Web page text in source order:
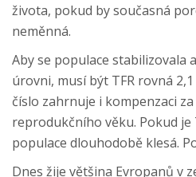
života, pokud by současná
neměnná.
Aby se populace stabilizovala
úrovni, musí být TFR rovná
číslo zahrnuje i kompenzaci
reprodukčního věku. Pokud je
populace dlouhodobě klesá.
Dnes žije většina Evropanů v